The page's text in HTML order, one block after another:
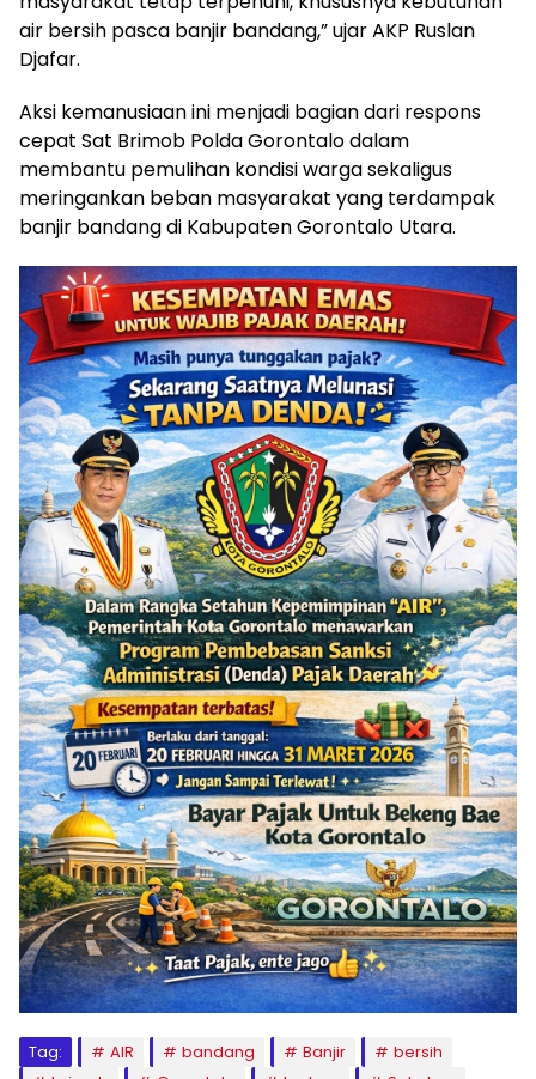
air bersih pasca banjir bandang,” ujar AKP Ruslan
Djafar.
Aksi kemanusiaan ini menjadi bagian dari respons
cepat Sat Brimob Polda Gorontalo dalam
membantu pemulihan kondisi warga sekaligus
meringankan beban masyarakat yang terdampak
banjir bandang di Kabupaten Gorontalo Utara.
Tag: AIR bandang Banjir
bersih